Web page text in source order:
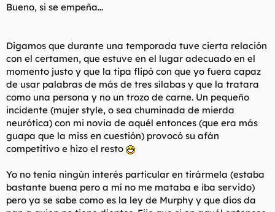
Bueno, si se empeña...
Digamos que durante una temporada tuve cierta relación
con el certamen, que estuve en el lugar adecuado en el
momento justo y que la tipa flipó con que yo fuera capaz
de usar palabras de más de tres sílabas y que la tratara
como una persona y no un trozo de carne. Un pequeño
incidente (mujer style, o sea chuminada de mierda
neurótica) con mi novia de aquél entonces (que era más
guapa que la miss en cuestión) provocó su afán
competitivo e hizo el resto
Yo no tenía ningún interés particular en tirármela (estaba
bastante buena pero a mí no me mataba e iba servido)
pero ya se sabe como es la ley de Murphy y que dios da